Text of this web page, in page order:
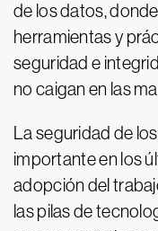
de los datos,
herramientas y
seguridad e
no caigan en las
La seguridad de
importante en los
adopción del
las pilas de